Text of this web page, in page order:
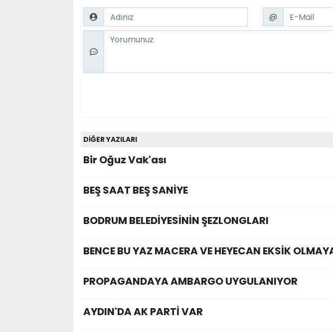
Name Email
@
Comment
DİĞER YAZILARI
Bir Oğuz Vak'ası
BEŞ SAAT BEŞ SANİYE
BODRUM BELEDİYESİNİN ŞEZLONGLARI
BENCE BU YAZ MACERA VE HEYECAN EKSİK
PROPAGANDAYA AMBARGO UYGULANIYOR
AYDIN'DA AK PARTİ VAR